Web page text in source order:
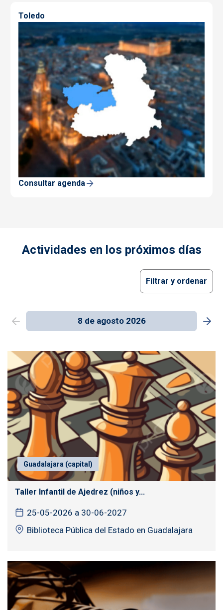
Toledo
Consultar agenda
Actividades en los próximos días
8 de agosto 2026
Filtrar y ordenar
Guadalajara (capital)
Taller Infantil de Ajedrez (niños y...
25-05-2026 a 30-06-2027
Biblioteca Pública del Estado en Guadalajara